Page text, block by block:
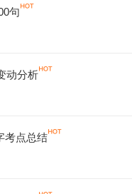
句
动分析
考点总结